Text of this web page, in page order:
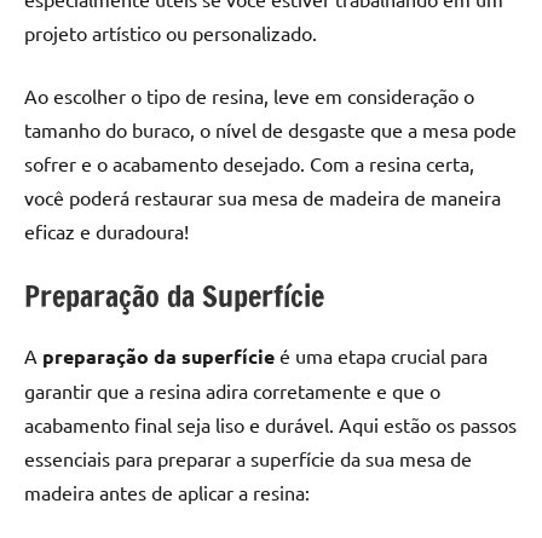
projeto artístico ou personalizado.
Ao escolher o tipo de resina, leve em consideração o
tamanho do buraco, o nível de desgaste que a mesa pode
sofrer e o acabamento desejado. Com a resina certa,
você poderá restaurar sua mesa de madeira de maneira
eficaz e duradoura!
Preparação da Superfície
A preparação da superfície é uma etapa crucial para
garantir que a resina adira corretamente e que o
acabamento final seja liso e durável. Aqui estão os passos
essenciais para preparar a superfície da sua mesa de
madeira antes de aplicar a resina: